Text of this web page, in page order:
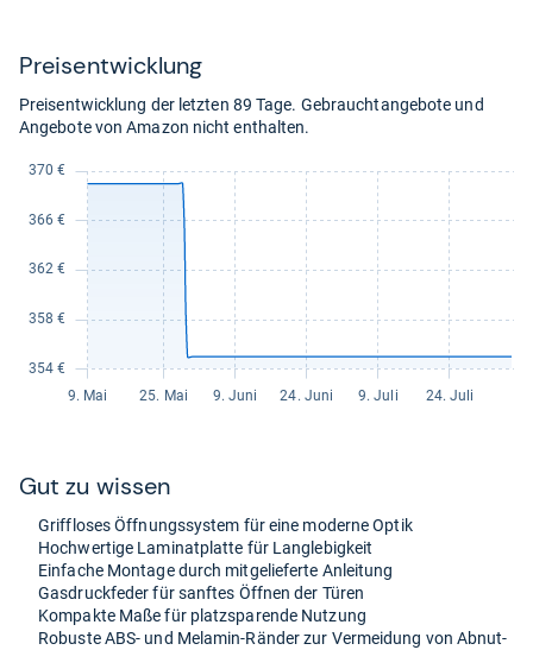
Preis­ent­wick­lung
Preisentwicklung der letzten 89 Tage. Gebrauchtangebote und
Angebote von Amazon nicht enthalten.
Gut zu wis­sen
Grifflo­ses Öff­nungs­sys­tem für eine moderne Optik
Hoch­wer­tige Lami­nat­platte für Lang­le­big­keit
Ein­fa­che Mon­tage durch mit­ge­lie­ferte Anlei­tung
Gas­druck­fe­der für sanf­tes Öff­nen der Türen
Kom­pakte Maße für platz­spa­rende Nut­zung
Robuste ABS-​ und Mela­min-​Rän­der zur Ver­mei­dung von Abnut­